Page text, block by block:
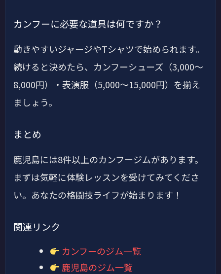
カンフーに必要な道具は何ですか？
動きやすいジャージやTシャツで始められます。
続けると決めたら、カンフーシューズ（3,000〜
8,000円）・表演服（5,000〜15,000円）を揃え
ましょう。
まとめ
鹿児島には8件以上のカンフージムがあります。
まずは気軽に体験レッスンを受けてみてくださ
い。あなたの格闘技ライフが始まります！
関連リンク
カンフーのジム一覧
鹿児島のジム一覧